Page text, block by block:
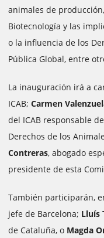
animales de
Biotecnología y las
o la influencia de los
Pública Global, entre
La inauguración irá a
ICAB; Carmen
del ICAB responsable
Derechos de los
Contreras, abogado
presidente de esta
También participarán,
jefe de Barcelona; Lluís
de Cataluña, o Magda